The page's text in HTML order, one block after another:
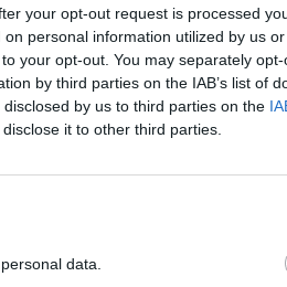
your opt-out request is processed
personal information utilized by us
your opt-out. You may separately
by third parties on the IAB’s list of
by us to third parties on the
it to other third parties.
data.
éveim nagyon
az edzőimet, akik
Burus Csaba, aki
Albu László,
következtek,
és a Kolozsvári